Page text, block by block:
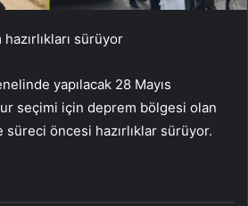
hazırlıkları sürüyor
yapılacak 28 Mayıs
seçimi için deprem bölgesi olan
süreci öncesi hazırlıklar sürüyor.